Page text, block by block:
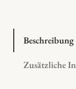
a
Beschreibung
Zusätzliche